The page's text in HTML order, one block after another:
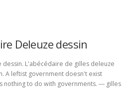
Deleuze dessin
dessin. L'abécédaire de gilles deleuze
A leftist government doesn't exist
nothing to do with governments. ― gilles